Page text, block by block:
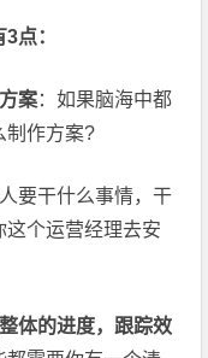
点：
案：如果脑海中都
制作方案?
要干什么事情，干
个运营经理去安
体的进度，跟踪效